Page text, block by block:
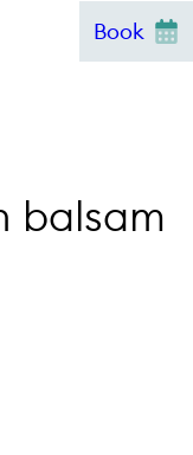
Book
balsam